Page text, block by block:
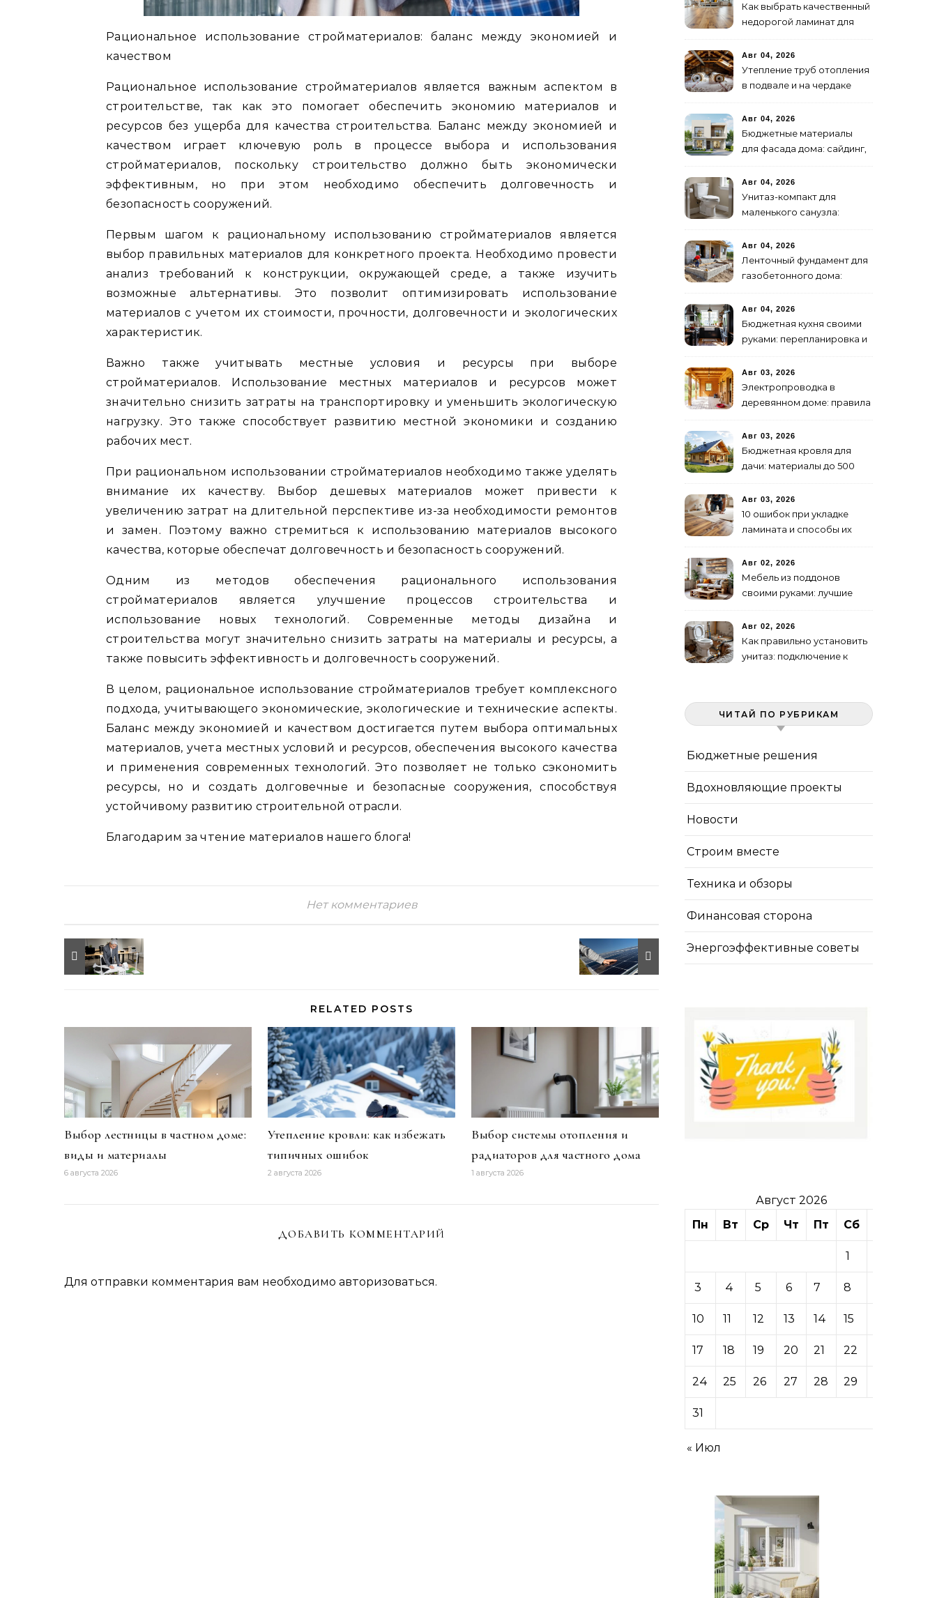
Рациональное использование стройматериалов: баланс между экономией и
качеством
Рациональное использование стройматериалов является важным аспектом в
строительстве, так как это помогает обеспечить экономию материалов и
ресурсов без ущерба для качества строительства. Баланс между экономией и
качеством играет ключевую роль в процессе выбора и использования
стройматериалов, поскольку строительство должно быть экономически
эффективным, но при этом необходимо обеспечить долговечность и
безопасность сооружений.
Первым шагом к рациональному использованию стройматериалов является
выбор правильных материалов для конкретного проекта. Необходимо провести
анализ требований к конструкции, окружающей среде, а также изучить
возможные альтернативы. Это позволит оптимизировать использование
материалов с учетом их стоимости, прочности, долговечности и экологических
характеристик.
Важно также учитывать местные условия и ресурсы при выборе
стройматериалов. Использование местных материалов и ресурсов может
значительно снизить затраты на транспортировку и уменьшить экологическую
нагрузку. Это также способствует развитию местной экономики и созданию
рабочих мест.
При рациональном использовании стройматериалов необходимо также уделять
внимание их качеству. Выбор дешевых материалов может привести к
увеличению затрат на длительной перспективе из-за необходимости ремонтов
и замен. Поэтому важно стремиться к использованию материалов высокого
качества, которые обеспечат долговечность и безопасность сооружений.
Одним из методов обеспечения рационального использования
стройматериалов является улучшение процессов строительства и
использование новых технологий. Современные методы дизайна и
строительства могут значительно снизить затраты на материалы и ресурсы, а
также повысить эффективность и долговечность сооружений.
В целом, рациональное использование стройматериалов требует комплексного
подхода, учитывающего экономические, экологические и технические аспекты.
Баланс между экономией и качеством достигается путем выбора оптимальных
материалов, учета местных условий и ресурсов, обеспечения высокого качества
и применения современных технологий. Это позволяет не только сэкономить
ресурсы, но и создать долговечные и безопасные сооружения, способствуя
устойчивому развитию строительной отрасли.
Благодарим за чтение материалов нашего блога!
Нет комментариев
RELATED POSTS
Выбор лестницы в частном доме:
виды и материалы
6 августа 2026
Утепление кровли: как избежать
типичных ошибок
2 августа 2026
Выбор системы отопления и
радиаторов для частного дома
1 августа 2026
ДОБАВИТЬ КОММЕНТАРИЙ
Для отправки комментария вам необходимо авторизоваться.
Как выбрать качественный
недорогой ламинат для
Авг 04, 2026
Утепление труб отопления
в подвале и на чердаке
Авг 04, 2026
Бюджетные материалы
для фасада дома: сайдинг,
Авг 04, 2026
Унитаз-компакт для
маленького санузла:
Авг 04, 2026
Ленточный фундамент для
газобетонного дома:
Авг 04, 2026
Бюджетная кухня своими
руками: перепланировка и
Авг 03, 2026
Электропроводка в
деревянном доме: правила
Авг 03, 2026
Бюджетная кровля для
дачи: материалы до 500
Авг 03, 2026
10 ошибок при укладке
ламината и способы их
Авг 02, 2026
Мебель из поддонов
своими руками: лучшие
Авг 02, 2026
Как правильно установить
унитаз: подключение к
ЧИТАЙ ПО РУБРИКАМ
Бюджетные решения
Вдохновляющие проекты
Новости
Строим вместе
Техника и обзоры
Финансовая сторона
Энергоэффективные советы
Август 2026
Пн
Вт Ср Чт Пт Сб
1
3 4 5 6 7 8
10 11 12 13 14 15
17 18 19 20 21 22
24 25 26 27 28 29
31
« Июл